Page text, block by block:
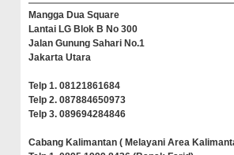
Mangga Dua Square
Lantai LG Blok B No 300
Jalan Gunung Sahari No.1
Jakarta Utara
Telp 1. 08121861684
Telp 2. 087884650973
Telp 3. 089694284846
Cabang Kalimantan ( Melayani Area